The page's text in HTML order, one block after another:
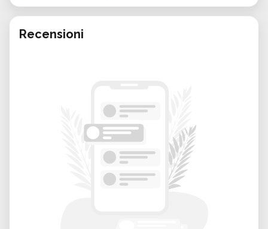
Ikenobo
Benefici dell’Ikebana
Favorisce il benessere mentale
Recensioni